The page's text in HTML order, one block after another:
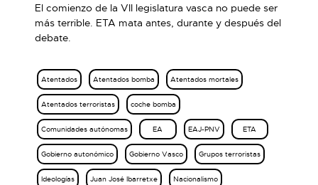
El comienzo de la VII legislatura vasca no puede ser
más terrible. ETA mata antes, durante y después del
debate.
Atentados Atentados bomba Atentados mortales
Atentados terroristas coche bomba
Comunidades autónomas EA EAJ-PNV ETA
Gobierno autonómico Gobierno Vasco Grupos terroristas
Ideologías Juan José Ibarretxe Nacionalismo